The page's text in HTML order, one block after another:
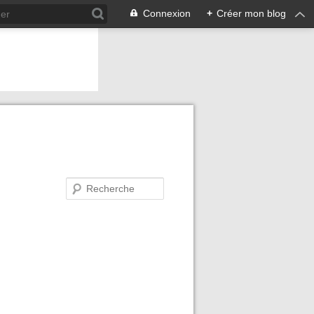
Connexion + Créer mon blog